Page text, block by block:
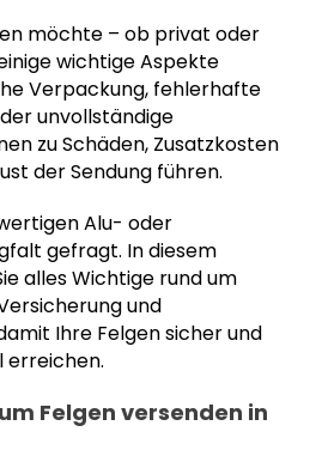
möchte – ob privat oder
wichtige Aspekte
Verpackung, fehlerhafte
unvollständige
zu Schäden, Zusatzkosten
der Sendung führen.
Alu- oder
gefragt. In diesem
alles Wichtige rund um
und
Ihre Felgen sicher und
erreichen.
Felgen versenden in